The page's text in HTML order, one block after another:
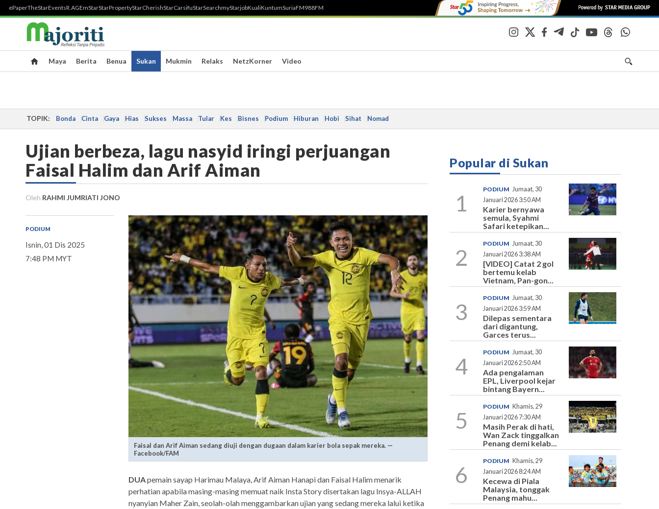
ePaperTheStarEventsR.AGEmStarStarPropertyStarCherishStarCarsifuStarSearchmyStarjobKualiKuntumSuriaFM988FM
Maya Berita Benua Sukan Mukmin Relaks NetzKorner Video
TOPIK: Bonda Cinta Gaya Hias Sukses Massa Tular Kes Bisnes Podium Hiburan Hobi Sihat Nomad
Ujian berbeza, lagu nasyid iringi perjuangan
Faisal Halim dan Arif Aiman
Oleh RAHMI JUMRIATI JONO
PODIUM
Isnin, 01 Dis 2025
7:48 PM MYT
Faisal dan Arif Aiman sedang diuji dengan dugaan dalam karier bola sepak mereka. —
Facebook/FAM
DUApemain sayap Harimau Malaya, Arif Aiman Hanapi dan Faisal Halim menarik
perhatian apabila masing-masing memuat naik Insta Story disertakan lagu Insya-ALLAH
nyanyian Maher Zain, seolah-olah menggambarkan ujian yang sedang mereka lalui ketika
Popular di Sukan
1
PODIUM Jumaat, 30
Januari 2026 3:50 AM
Karier bernyawa
semula, Syahmi
Safari ketepikan...
2
PODIUM Jumaat, 30
Januari 2026 3:38 AM
[VIDEO] Catat 2 gol
bertemu kelab
Vietnam, Pan-gon...
3
PODIUM Jumaat, 30
Januari 2026 3:59 AM
Dilepas sementara
dari digantung,
Garces terus...
4
PODIUM Jumaat, 30
Januari 2026 2:50 AM
Ada pengalaman
EPL, Liverpool kejar
bintang Bayern...
5
PODIUM Khamis, 29
Januari 2026 7:30 AM
Masih Perak di hati,
Wan Zack tinggalkan
Penang demi kelab...
6
PODIUM Khamis, 29
Januari 2026 8:24 AM
Kecewa di Piala
Malaysia, tonggak
Penang mahu...